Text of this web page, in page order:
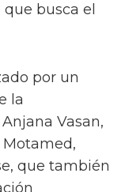
busca el
por un
la
Vasan,
que también